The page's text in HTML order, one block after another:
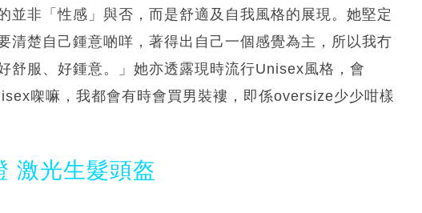
並非「性感」與否，而是舒適及自我風格的展現。她堅定
清楚自己鍾意啲咩，著得出自己一個感覺為主，所以我冇
舒服、好鍾意。」她亦透露現時流行Unisex風格，會
㗎嘛，我都會有時會買男裝褸，即係oversize少少咁樣
激光生髮頭盔